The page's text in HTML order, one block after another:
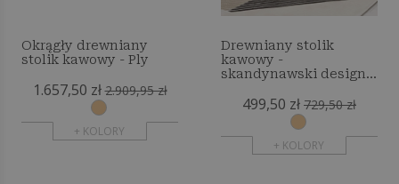
Okrągły drewniany
stolik kawowy - Ply
1.657,50 zł 2.909,95 zł
+ KOLORY
Drewniany stolik
kawowy -
skandynawski design -
499,50 zł 729,50 zł
+ KOLORY